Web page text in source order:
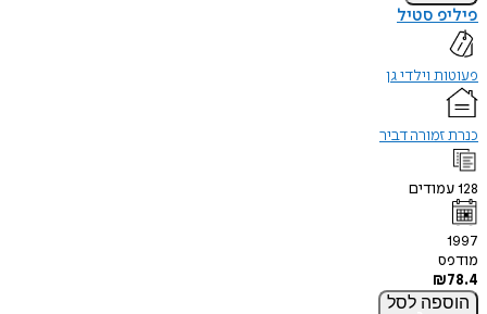
פיליפ סטיל
פעוטות וילדי גן
כנרת זמורה דביר
128עמודים
1997
מודפס
₪78.4
הוספה לסל